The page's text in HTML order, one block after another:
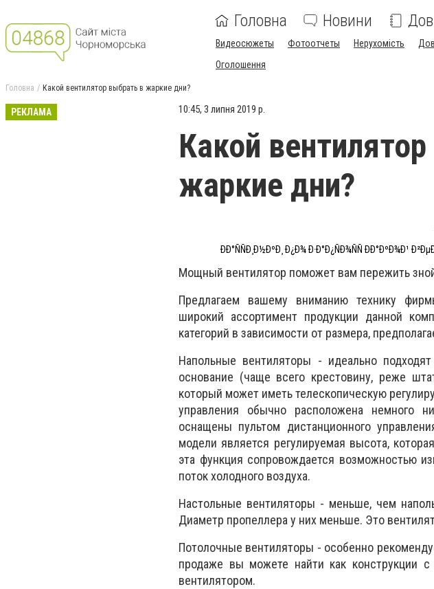
Головна Новини
Видеосюжеты Фотоотчеты Нерухомість
Оголошення
Головна Какой вентилятор выбрать в жаркие дни?
РЕКЛАМА 10:45, 3 липня 2019 р.
Какой
жаркие дни?
ÐÐ°ÑÑÐ¸Ð½ÐºÐ¸ Ð¿Ð¾ Ð·Ð°Ð¿ÑÐ¾ÑÑ ÐÐ°ÐºÐ¾Ð¹
Мощный вентилятор поможет вам пережить
Предлагаем вашему вниманию технику
широкий ассортимент продукции данной
категорий в зависимости от размера,
Напольные вентиляторы - идеально
основание (чаще всего крестовину, реже
который может иметь телескопическую
управления обычно расположена немного
оснащены пультом дистанционного
модели является регулируемая высота,
эта функция сопровождается возможностью
поток холодного воздуха.
Настольные вентиляторы - меньше, чем
Диаметр пропеллера у них меньше. Это
Потолочные вентиляторы - особенно
продаже вы можете найти как конструкции
вентилятором.